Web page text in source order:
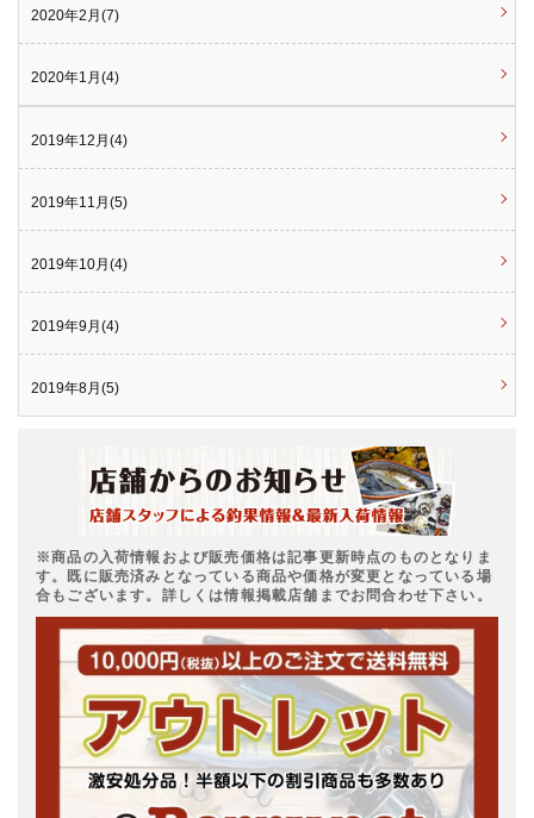
2020年2月(7)
2020年1月(4)
2019年12月(4)
2019年11月(5)
2019年10月(4)
2019年9月(4)
2019年8月(5)
※商品の入荷情報および販売価格は記事更新時点のものとなりま
す。既に販売済みとなっている商品や価格が変更となっている場
合もございます。詳しくは情報掲載店舗までお問合わせ下さい。